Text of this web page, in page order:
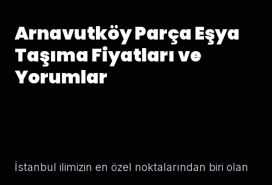
Arnavutköy Parça Eşya
Taşıma Fiyatları ve
Yorumlar
İstanbul ilimizin en özel noktalarından biri olan